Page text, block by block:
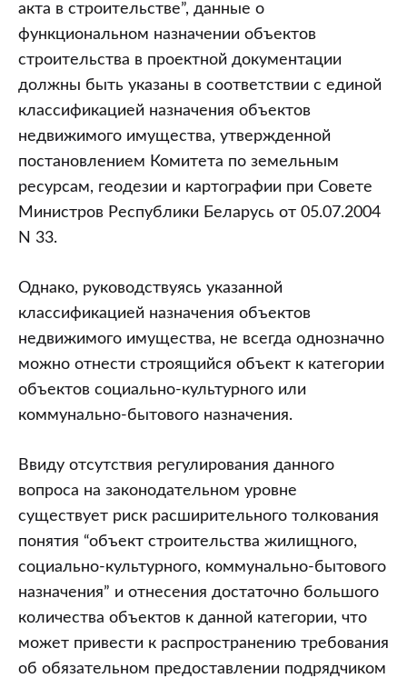
акта в строительстве”, данные о
функциональном назначении объектов
строительства в проектной документации
должны быть указаны в соответствии с единой
классификацией назначения объектов
недвижимого имущества, утвержденной
постановлением Комитета по земельным
ресурсам, геодезии и картографии при Совете
Министров Республики Беларусь от 05.07.2004
N 33.
Однако, руководствуясь указанной
классификацией назначения объектов
недвижимого имущества, не всегда однозначно
можно отнести строящийся объект к категории
объектов социально-культурного или
коммунально-бытового назначения.
Ввиду отсутствия регулирования данного
вопроса на законодательном уровне
существует риск расширительного толкования
понятия “объект строительства жилищного,
социально-культурного, коммунально-бытового
назначения” и отнесения достаточно большого
количества объектов к данной категории, что
может привести к распространению требования
об обязательном предоставлении подрядчиком